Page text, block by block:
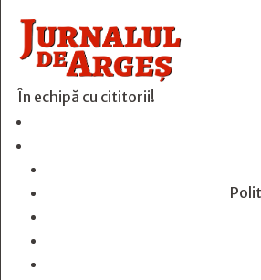
În echipă cu cititorii!